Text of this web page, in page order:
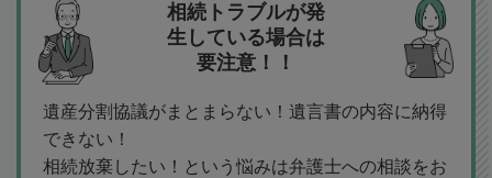
相続トラブルが発
生している場合は
要注意！！
遺産分割協議がまとまらない！遺言書の内容に納得
できない！
相続放棄したい！という悩みは弁護士への相談をお